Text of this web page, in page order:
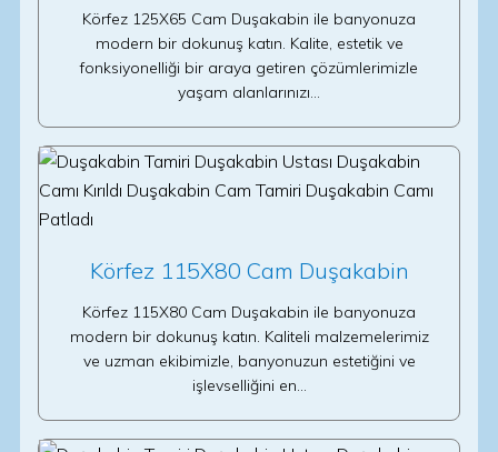
Körfez 125X65 Cam Duşakabin ile banyonuza
modern bir dokunuş katın. Kalite, estetik ve
fonksiyonelliği bir araya getiren çözümlerimizle
yaşam alanlarınızı…
Körfez 115X80 Cam Duşakabin
Körfez 115X80 Cam Duşakabin ile banyonuza
modern bir dokunuş katın. Kaliteli malzemelerimiz
ve uzman ekibimizle, banyonuzun estetiğini ve
işlevselliğini en…